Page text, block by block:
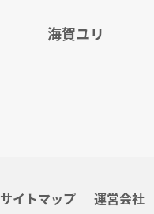
海賀ユリ
サイトマップ 運営会社